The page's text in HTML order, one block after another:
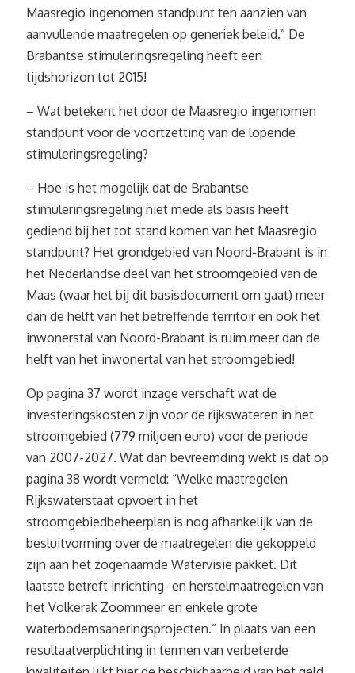
Maasregio ingenomen standpunt ten aanzien van
aanvullende maatregelen op generiek beleid.” De
Brabantse stimuleringsregeling heeft een
tijdshorizon tot 2015!
– Wat betekent het door de Maasregio ingenomen
standpunt voor de voortzetting van de lopende
stimuleringsregeling?
– Hoe is het mogelijk dat de Brabantse
stimuleringsregeling niet mede als basis heeft
gediend bij het tot stand komen van het Maasregio
standpunt? Het grondgebied van Noord-Brabant is in
het Nederlandse deel van het stroomgebied van de
Maas (waar het bij dit basisdocument om gaat) meer
dan de helft van het betreffende territoir en ook het
inwonerstal van Noord-Brabant is ruim meer dan de
helft van het inwonertal van het stroomgebied!
Op pagina 37 wordt inzage verschaft wat de
investeringskosten zijn voor de rijkswateren in het
stroomgebied (779 miljoen euro) voor de periode
van 2007-2027. Wat dan bevreemding wekt is dat op
pagina 38 wordt vermeld: “Welke maatregelen
Rijkswaterstaat opvoert in het
stroomgebiedbeheerplan is nog afhankelijk van de
besluitvorming over de maatregelen die gekoppeld
zijn aan het zogenaamde Watervisie pakket. Dit
laatste betreft inrichting- en herstelmaatregelen van
het Volkerak Zoommeer en enkele grote
waterbodemsaneringsprojecten.” In plaats van een
resultaatverplichting in termen van verbeterde